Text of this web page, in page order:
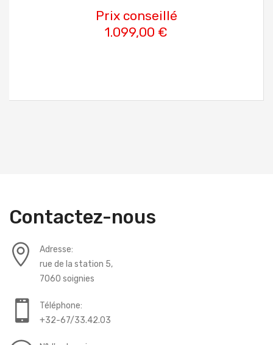
Prix conseillé
1.099,00 €
Contactez-nous
Adresse:
rue de la station 5,
7060 soignies
Téléphone:
+32-67/33.42.03